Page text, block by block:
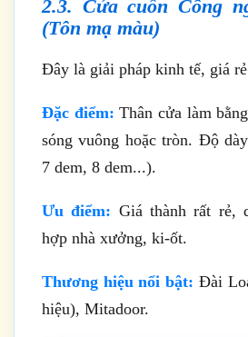
2.3. Cửa cuốn Công
(Tôn mạ màu)
Đây là giải pháp kinh tế, giá
Đặc điểm: Thân cửa làm
sóng vuông hoặc tròn. Độ
7 dem, 8 dem...).
Ưu điểm: Giá thành rất rẻ,
hợp nhà xưởng, ki-ốt.
Thương hiệu nổi bật: Đài
hiệu), Mitadoor.